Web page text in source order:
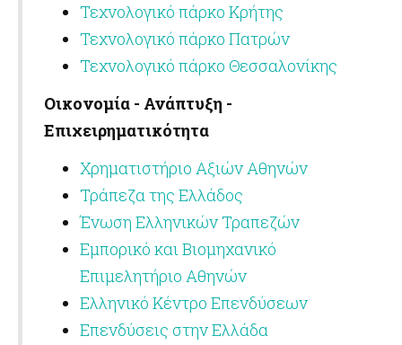
Τεχνολογικό πάρκο Κρήτης
Τεχνολογικό πάρκο Πατρών
Τεχνολογικό πάρκο Θεσσαλονίκης
Οικονομία - Ανάπτυξη -
Επιχειρηματικότητα
Χρηματιστήριο Αξιών Αθηνών
Τράπεζα της Ελλάδος
Ένωση Ελληνικών Τραπεζών
Εμπορικό και Βιομηχανικό
Επιμελητήριο Αθηνών
Ελληνικό Κέντρο Επενδύσεων
Επενδύσεις στην Ελλάδα